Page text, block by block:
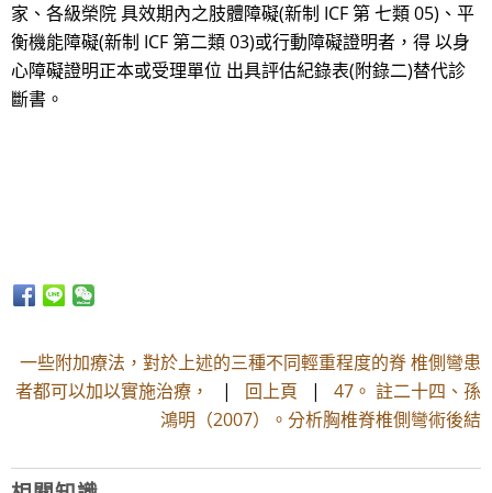
家、各級榮院 具效期內之肢體障礙(新制 ICF 第 七類 05)、平
衡機能障礙(新制 ICF 第二類 03)或行動障礙證明者，得 以身
心障礙證明正本或受理單位 出具評估紀錄表(附錄二)替代診
斷書。
一些附加療法，對於上述的三種不同輕重程度的脊 椎側彎患
者都可以加以實施治療，
| 回上頁 | 47。 註二十四、孫
鴻明（2007）。分析胸椎脊椎側彎術後結